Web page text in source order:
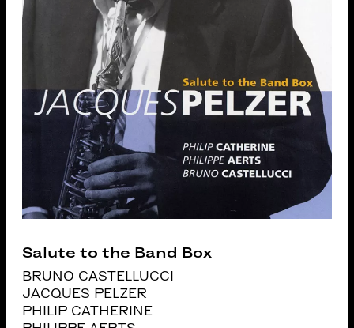
Salute to the Band Box
BRUNO CASTELLUCCI
JACQUES PELZER
PHILIP CATHERINE